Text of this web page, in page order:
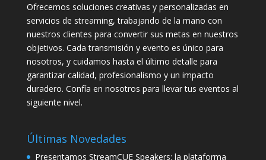
Ofrecemos soluciones creativas y personalizadas en
servicios de streaming, trabajando de la mano con
nuestros clientes para convertir sus metas en nuestros
objetivos. Cada transmisión y evento es único para
nosotros, y cuidamos hasta el último detalle para
garantizar calidad, profesionalismo y un impacto
duradero. Confía en nosotros para llevar tus eventos al
siguiente nivel.
Últimas Novedades
Presentamos StreamCUE Speakers: la plataforma